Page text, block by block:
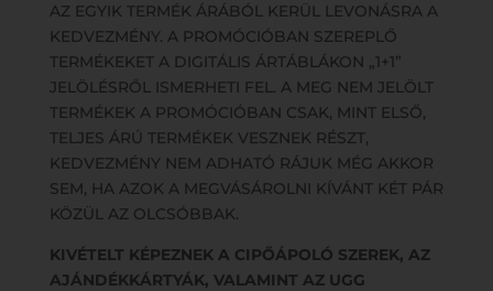
AZ EGYIK TERMÉK ÁRÁBÓL KERÜL LEVONÁSRA A
KEDVEZMÉNY. A PROMÓCIÓBAN SZEREPLŐ
TERMÉKEKET A DIGITÁLIS ÁRTÁBLÁKON „1+1”
JELÖLÉSRŐL ISMERHETI FEL. A MEG NEM JELÖLT
TERMÉKEK A PROMÓCIÓBAN CSAK, MINT ELSŐ,
TELJES ÁRÚ TERMÉKEK VESZNEK RÉSZT,
KEDVEZMÉNY NEM ADHATÓ RÁJUK MÉG AKKOR
SEM, HA AZOK A MEGVÁSÁROLNI KÍVÁNT KÉT PÁR
KÖZÜL AZ OLCSÓBBAK.
KIVÉTELT KÉPEZNEK A CIPŐÁPOLÓ SZEREK, AZ
AJÁNDÉKKÁRTYÁK, VALAMINT AZ UGG